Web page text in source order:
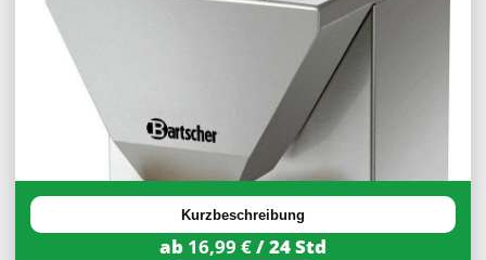
30%
Rabatt Kurzbeschreibung
ab 16,99 €/ 24 Std